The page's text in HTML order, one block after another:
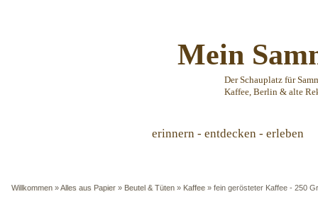
Mein
Der Schauplatz für
Kaffee, Berlin & alte
erinnern - entdecken - erleben
Willkommen »Alles aus Papier » Beutel & Tüten » Kaffee » fein gerösteter Kaffee - 250